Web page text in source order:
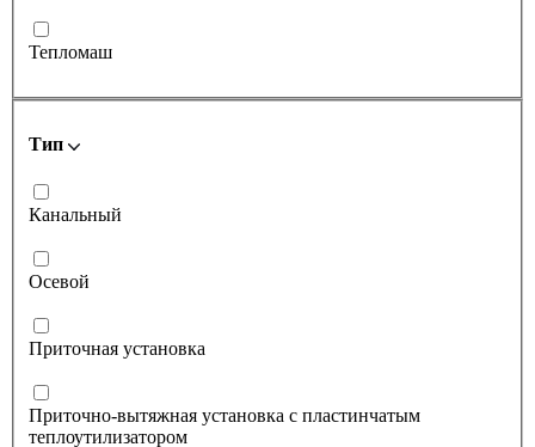
Тепломаш
Тип
Канальный
Осевой
Приточная установка
Приточно-вытяжная установка с пластинчатым
теплоутилизатором